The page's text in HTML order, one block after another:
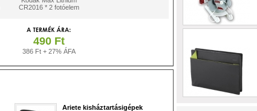
CR2016 * 2 fotóelem
490 Ft
386 Ft + 27% ÁFA
Ariete kisháztartásigépek